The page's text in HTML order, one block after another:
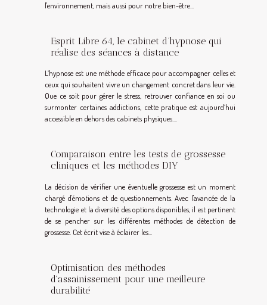
l'environnement, mais aussi pour notre bien-être...
Esprit Libre 64, le cabinet d’hypnose qui
réalise des séances à distance
L’hypnose est une méthode efficace pour accompagner celles et
ceux qui souhaitent vivre un changement concret dans leur vie.
Que ce soit pour gérer le stress, retrouver confiance en soi ou
surmonter certaines addictions, cette pratique est aujourd’hui
accessible en dehors des cabinets physiques....
Comparaison entre les tests de grossesse
cliniques et les méthodes DIY
La décision de vérifier une éventuelle grossesse est un moment
chargé d'émotions et de questionnements. Avec l'avancée de la
technologie et la diversité des options disponibles, il est pertinent
de se pencher sur les différentes méthodes de détection de
grossesse. Cet écrit vise à éclairer les...
Optimisation des méthodes
d'assainissement pour une meilleure
durabilité